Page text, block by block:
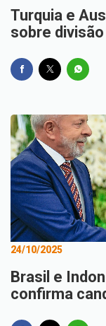
Turquia e
sobre divisão
24/10/2025
Brasil e
confirma